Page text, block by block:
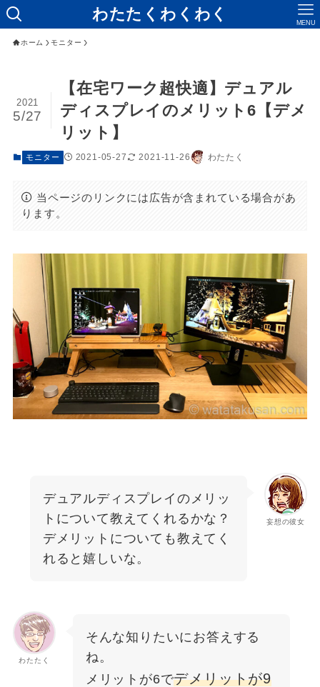
わたたくわくわく MENU
ホーム モニター
【在宅ワーク超快適】デュアル
ディスプレイのメリット6【デメ
リット】
2021
5/27
モニター 2021-05-27 2021-11-26 わたたく
当ページのリンクには広告が含まれている場合があ
ります。
妄想の彼女
デュアルディスプレイのメリッ
トについて教えてくれるかな？
デメリットについても教えてく
れると嬉しいな。
わたたく
そんな知りたいにお答えする
ね。
メリットが6でデメリットが9